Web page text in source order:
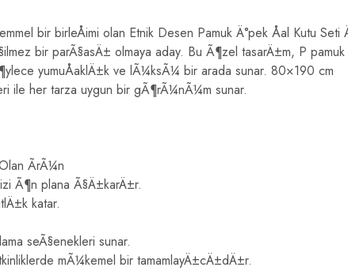
bir birleÅimi olan Etnik Desen Pamuk Ä°pek Åal Kutu Seti
bir parÃ§asÄ± olmaya aday. Bu Ã¶zel tasarÄ±m, P
yumuÅaklÄ±k ve lÃ¼ksÃ¼ bir arada sunar. 80×190 cm
ile her tarza uygun bir gÃ¶rÃ¼nÃ¼m sunar.
ÃrÃ¼n
Ã¶n plana Ã§Ä±karÄ±r.
katar.
seÃ§enekleri sunar.
mÃ¼kemel bir tamamlayÄ±cÄ±dÄ±r.